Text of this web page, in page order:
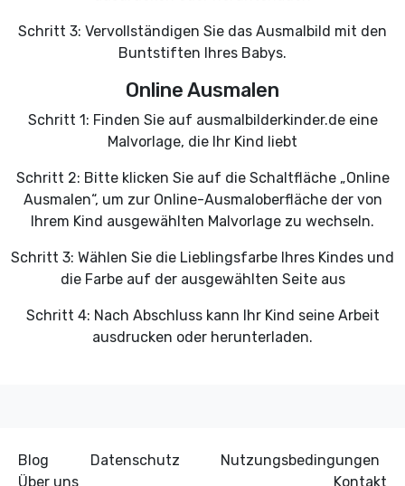
Schritt 3: Vervollständigen Sie das Ausmalbild mit den
Buntstiften Ihres Babys.
Online Ausmalen
Schritt 1: Finden Sie auf ausmalbilderkinder.de eine
Malvorlage, die Ihr Kind liebt
Schritt 2: Bitte klicken Sie auf die Schaltfläche „Online
Ausmalen“, um zur Online-Ausmaloberfläche der von
Ihrem Kind ausgewählten Malvorlage zu wechseln.
Schritt 3: Wählen Sie die Lieblingsfarbe Ihres Kindes und
die Farbe auf der ausgewählten Seite aus
Schritt 4: Nach Abschluss kann Ihr Kind seine Arbeit
ausdrucken oder herunterladen.
Blog Datenschutz
Nutzungsbedingungen
Über uns
Kontakt